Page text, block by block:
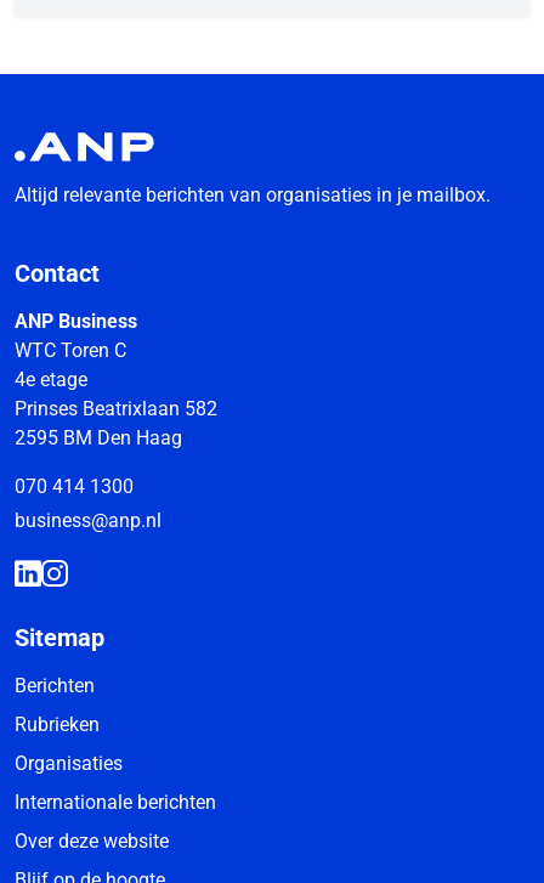
Altijd relevante berichten van organisaties in je mailbox.
Contact
ANP Business
WTC Toren C
4e etage
Prinses Beatrixlaan 582
2595 BM Den Haag
070 414 1300
business@anp.nl
Sitemap
Berichten
Rubrieken
Organisaties
Internationale berichten
Over deze website